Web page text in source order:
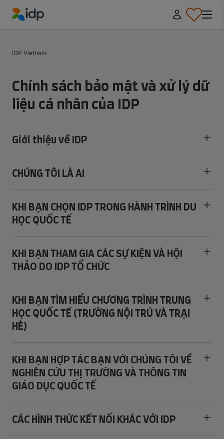
IDP Vietnam
Chính sách bảo mật và xử lý dữ
liệu cá nhân của IDP
Giới thiệu về IDP
CHÚNG TÔI LÀ AI
KHI BẠN CHỌN IDP TRONG HÀNH TRÌNH DU
HỌC QUỐC TẾ
KHI BẠN THAM GIA CÁC SỰ KIỆN VÀ HỘI
THẢO DO IDP TỔ CHỨC
KHI BẠN TÌM HIỂU CHƯƠNG TRÌNH TRUNG
HỌC QUỐC TẾ (TRƯỜNG NỘI TRÚ VÀ TRẠI
HÈ)
KHI BẠN HỢP TÁC BẠN VỚI CHÚNG TÔI VỀ
NGHIÊN CỨU THỊ TRƯỜNG VÀ THÔNG TIN
GIÁO DỤC QUỐC TẾ
CÁC HÌNH THỨC KẾT NỐI KHÁC VỚI IDP